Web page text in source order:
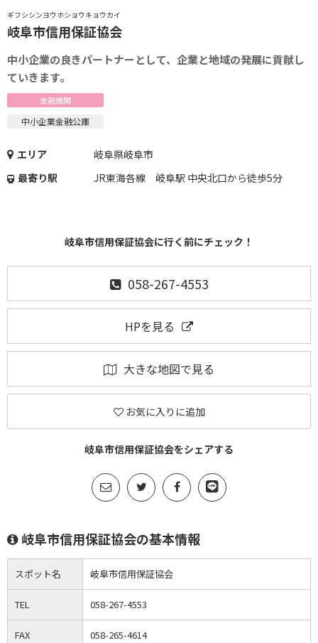
ギフシシンヨウホショウキョウカイ
岐阜市信用保証協会
中小企業の良きパートナーとして、企業と地域の発展に貢献し
ていきます。
金融機関
中小企業金融公庫
エリア
岐阜県岐阜市
最寄り駅
JR東海各線 岐阜駅 中央北口から徒歩5分
岐阜市信用保証協会に行く前にチェック！
058-267-4553
HPを見る
大きな地図で見る
お気に入りに追加
岐阜市信用保証協会をシェアする
岐阜市信用保証協会の基本情報
スポット名 岐阜市信用保証協会
TEL 058-267-4553
FAX 058-265-4614